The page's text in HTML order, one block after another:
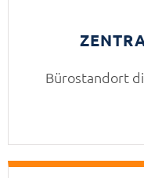
Bürostandort